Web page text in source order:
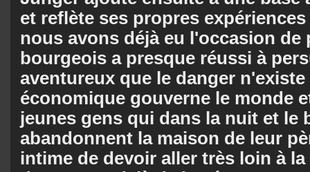
et reflète ses propres
nous avons déjà eu l'occasion de
bourgeois a presque réussi à
aventureux que le danger
économique gouverne le monde
jeunes gens qui dans la nuit et le
abandonnent la maison de leur
intime de devoir aller très loin à